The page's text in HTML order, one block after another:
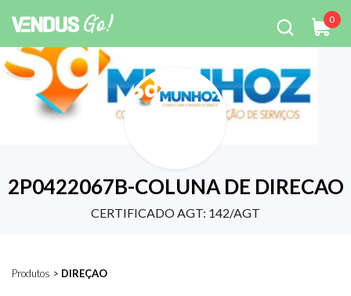
0
2P0422067B-COLUNA DE DIRECAO
CERTIFICADO AGT: 142/AGT
Produtos > DIREÇAO